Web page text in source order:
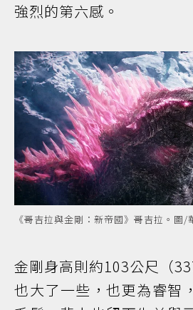
強烈的第六感。
《哥吉拉與金剛：新帝國》哥吉拉。圖/
金剛身高則約103公尺（
也大了一些，也更為睿智